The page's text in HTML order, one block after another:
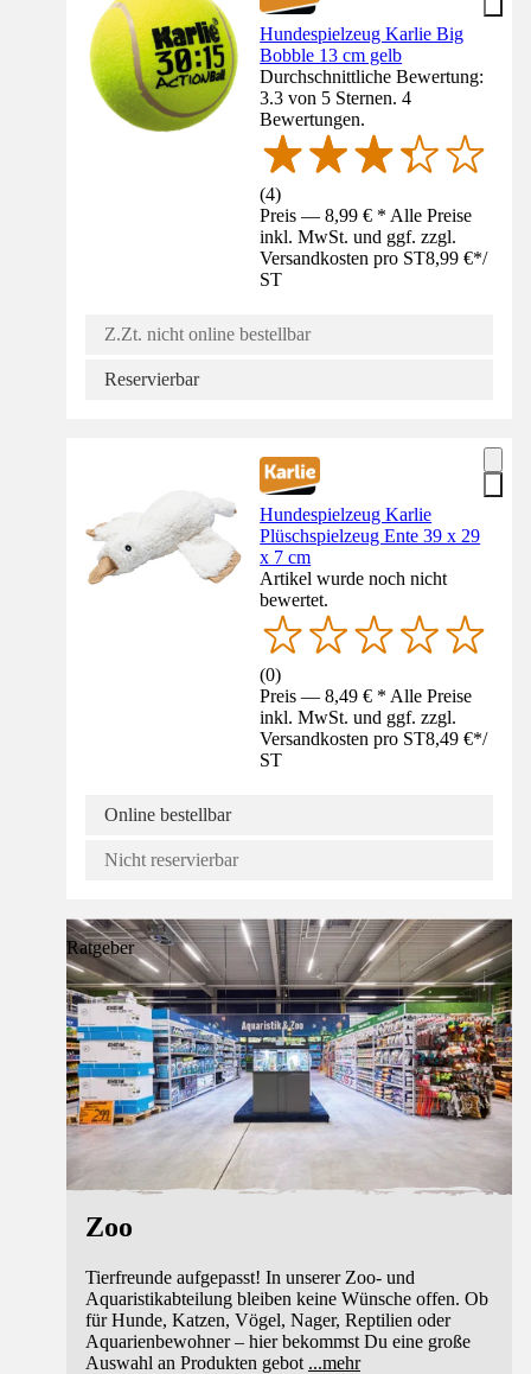
Hundespielzeug Karlie Big
Bobble 13 cm gelb
Durchschnittliche Bewertung:
3.3 von 5 Sternen. 4
Bewertungen.
(4)
Preis — 8,99 € * Alle Preise
inkl. MwSt. und ggf. zzgl.
Versandkosten pro ST8,99 €*/
ST
Z.Zt. nicht online bestellbar
Reservierbar
Hundespielzeug Karlie
Plüschspielzeug Ente 39 x 29
x 7 cm
Artikel wurde noch nicht
bewertet.
(0)
Preis — 8,49 € * Alle Preise
inkl. MwSt. und ggf. zzgl.
Versandkosten pro ST8,49 €*/
ST
Online bestellbar
Nicht reservierbar
Ratgeber
Zoo
Tierfreunde aufgepasst! In unserer Zoo- und
Aquaristikabteilung bleiben keine Wünsche offen. Ob
für Hunde, Katzen, Vögel, Nager, Reptilien oder
Aquarienbewohner – hier bekommst Du eine große
Auswahl an Produkten gebot ...mehr